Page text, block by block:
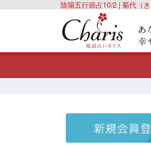
陰陽五行節占10/2 | 菊代（